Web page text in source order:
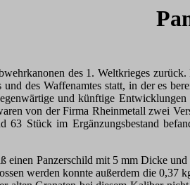
des 1. Weltkrieges
und des Waffenamtes statt, in der es
und künftige
von der Firma Rheinmetall zwei
63 Stück im Ergänzungsbestand
einen Panzerschild mit 5 mm Dicke
werden konnte außerdem die